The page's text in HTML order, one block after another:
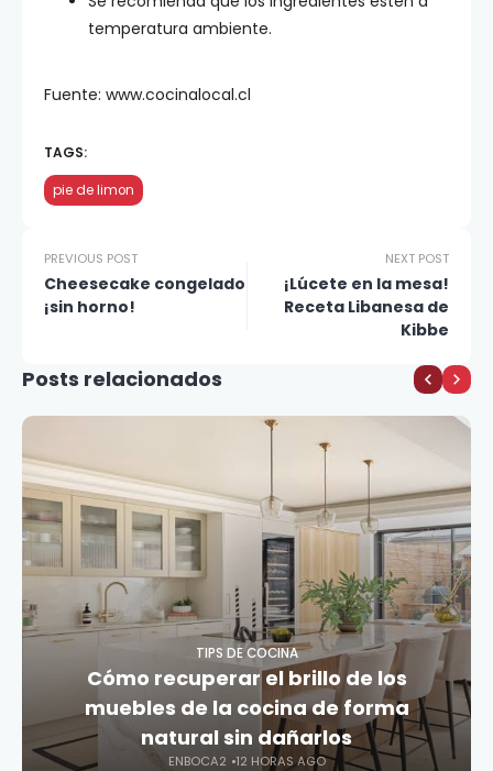
temperatura ambiente.
Fuente: www.cocinalocal.cl
TAGS:
pie de limon
PREVIOUS POST
Cheesecake congelado
¡sin horno!
NEXT POST
¡Lúcete en la mesa!
Receta Libanesa de
Kibbe
Posts relacionados
TIPS DE COCINA
Cómo recuperar el brillo de los
muebles de la cocina de forma
natural sin dañarlos
ENBOCA2 12 HORAS AGO